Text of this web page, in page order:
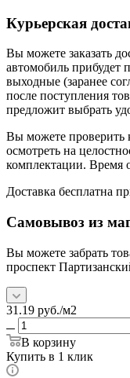
Курьерская
Вы можете заказать
автомобиль прибудет
выходные (заранее
после поступления
предложит выбрать
Вы можете проверить
осмотреть на
комплектации. Время
Доставка бесплатна
Самовывоз из
Вы можете забрать
проспект
31.19 руб./м2
В корзину
Купить в 1 клик